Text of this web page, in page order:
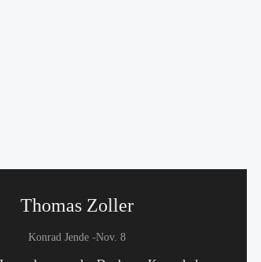
Thomas Zoller
Konrad Jende -Nov. 8